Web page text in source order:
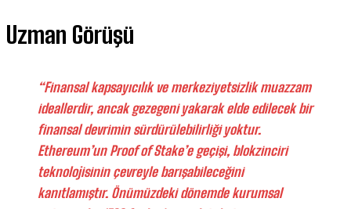
Uzman Görüşü
“Finansal kapsayıcılık ve merkeziyetsizlik muazzam
ideallerdir, ancak gezegeni yakarak elde edilecek bir
finansal devrimin sürdürülebilirliği yoktur.
Ethereum’un Proof of Stake’e geçişi, blokzinciri
teknolojisinin çevreyle barışabileceğini
kanıtlamıştır. Önümüzdeki dönemde kurumsal